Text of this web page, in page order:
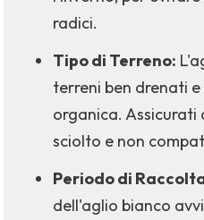
radici.
Tipo di Terreno:
terreni ben drenati
organica. Assicurati
sciolto e non
Periodo di
dell'aglio bianco